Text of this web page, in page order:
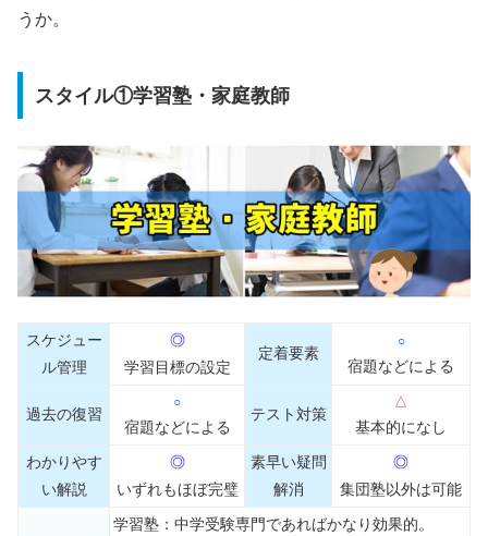
うか。
スタイル①学習塾・家庭教師
スケジュー
ル管理
◎
学習目標の設定
定着要素
○
宿題などによる
過去の復習
○
宿題などによる
テスト対策
△
基本的になし
わかりやす
い解説
◎
いずれもほぼ完璧
素早い疑問
解消
◎
集団塾以外は可能
学習塾：中学受験専門であればかなり効果的。